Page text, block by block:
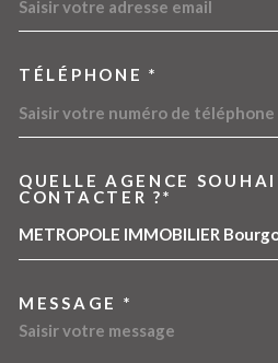
TÉLÉPHONE *
QUELLE AGENCE
CONTACTER ?*
METROPOLE IMMOBILIER
MESSAGE *